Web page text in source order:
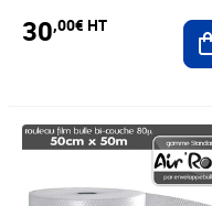
30,00€ HT
Prix 18,25€ HT